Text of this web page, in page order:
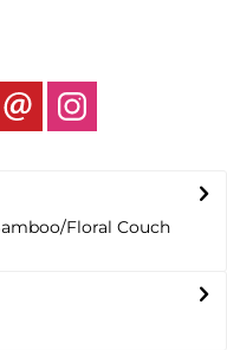
Floral Couch